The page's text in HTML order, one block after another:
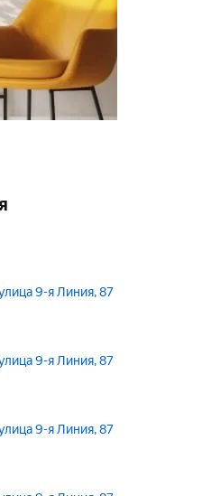
9-я Линия, 87
9-я Линия, 87
9-я Линия, 87